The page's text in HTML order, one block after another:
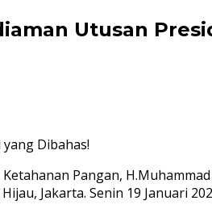
Utusan
Pangan,
Jakarta. Senin 19 Januari